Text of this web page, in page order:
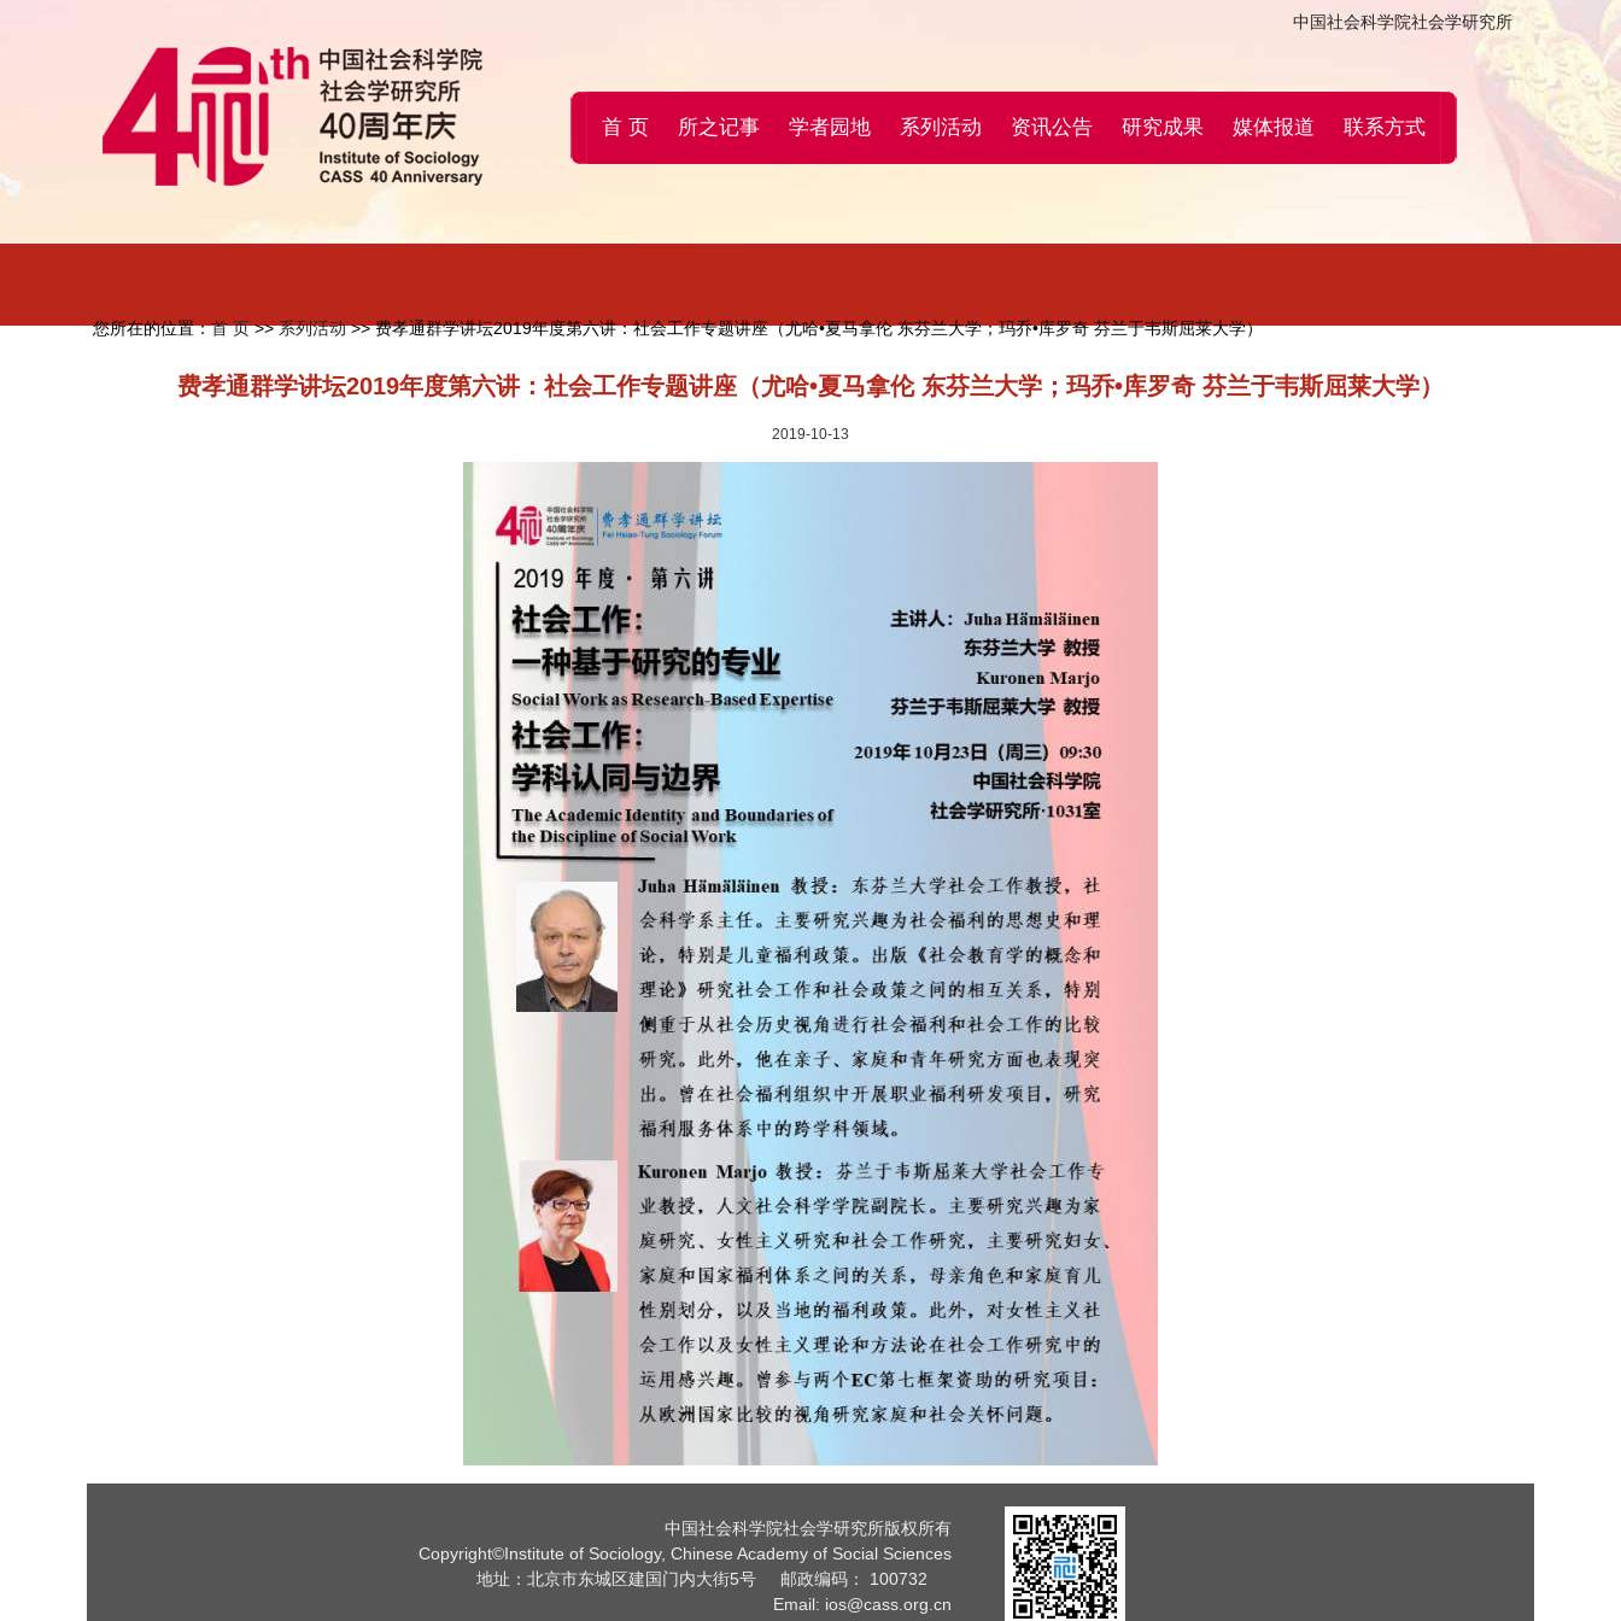
中国社会科学院社会学研究所
首 页 所之记事 学者园地 系列活动 资讯公告 研究成果 媒体报道 联系方式
您所在的位置：首 页>>系列活动>> 费孝通群学讲坛2019年度第六讲：社会工作专题讲座（尤哈•夏马拿伦 东芬兰大学；玛乔•库罗奇 芬兰于韦斯屈莱大学）
费孝通群学讲坛2019年度第六讲：社会工作专题讲座（尤哈•夏马拿伦 东芬兰大学；玛乔•库罗奇 芬兰于韦斯屈莱大学）
2019-10-13
中国社会科学院社会学研究所版权所有
Copyright©Institute of Sociology, Chinese Academy of Social Sciences
地址：北京市东城区建国门内大街5号 邮政编码： 100732
Email: ios@cass.org.cn